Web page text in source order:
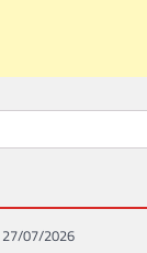
27/07/2026